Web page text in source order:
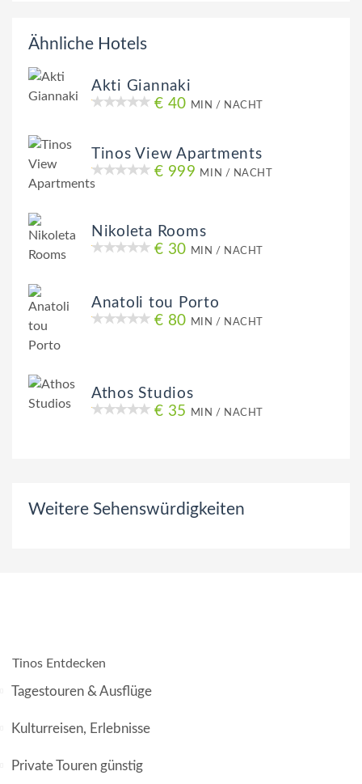
Ähnliche Hotels
Akti Giannaki
€ 40 MIN / NACHT
Tinos View Apartments
€ 999 MIN / NACHT
Nikoleta Rooms
€ 30 MIN / NACHT
Anatoli tou Porto
€ 80 MIN / NACHT
Athos Studios
€ 35
MIN / NACHT
Weitere Sehenswürdigkeiten
Tinos Entdecken
Tagestouren & Ausflüge
Kulturreisen, Erlebnisse
Private Touren günstig